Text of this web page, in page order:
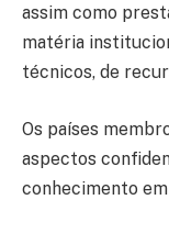
assim como
matéria
técnicos, de
Os países
aspectos
conhecimento